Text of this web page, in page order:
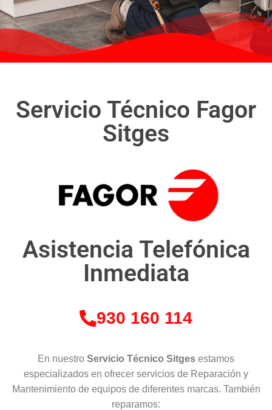
Servicio Técnico Fagor
Sitges
Asistencia Telefónica
Inmediata
930 160 114
En nuestro Servicio Técnico Sitges estamos
especializados en ofrecer servicios de Reparación y
Mantenimiento de equipos de diferentes marcas. También
reparamos: